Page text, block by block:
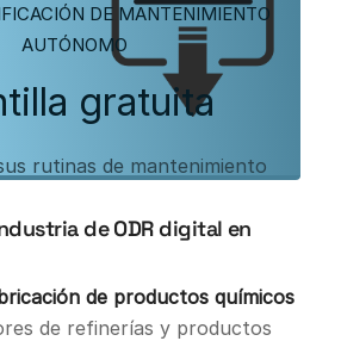
DE MANTENIMIENTO
AUTÓNOMO
gratuita
rutinas de mantenimiento
de mantenimiento
nuestra plantilla en
y aprenda más sobre
su proceso de
de ODR digital en
de productos químicos
de refinerías y productos